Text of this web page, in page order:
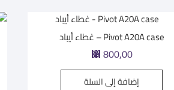
Pivot A20A case – غطاء أيباد
⃁ 800,00
إضافة إلى السلة